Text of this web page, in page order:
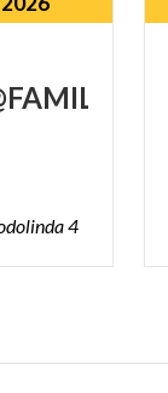
4